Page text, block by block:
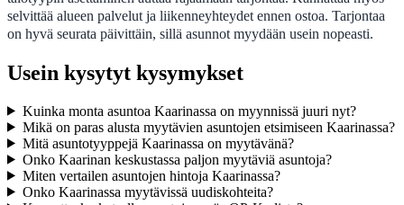
selvittää alueen palvelut ja liikenneyhteydet ennen ostoa. Tarjontaa
on hyvä seurata päivittäin, sillä asunnot myydään usein nopeasti.
Usein kysytyt kysymykset
Kuinka monta asuntoa Kaarinassa on myynnissä juuri nyt?
Mikä on paras alusta myytävien asuntojen etsimiseen Kaarinassa?
Mitä asuntotyyppejä Kaarinassa on myytävänä?
Onko Kaarinan keskustassa paljon myytäviä asuntoja?
Miten vertailen asuntojen hintoja Kaarinassa?
Onko Kaarinassa myytävissä uudiskohteita?